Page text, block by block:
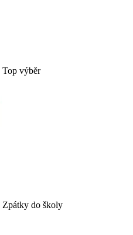
Top výběr
Zpátky do školy